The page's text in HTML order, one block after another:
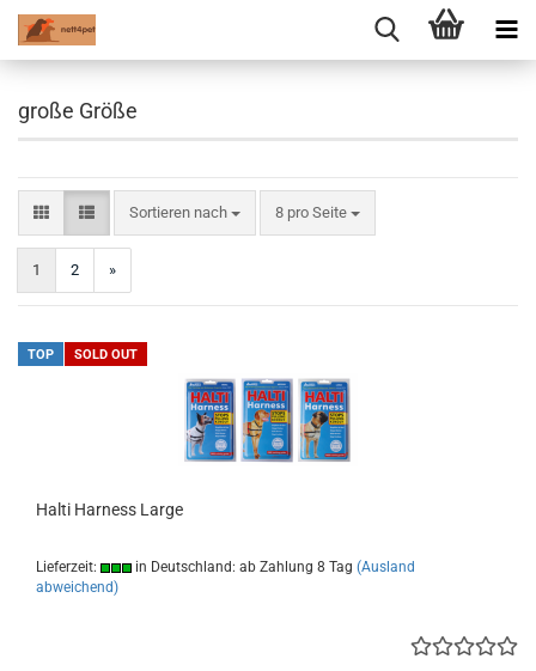
große Größe
Sortieren nach
Sortieren nach 8 pro Seite
pro Seite
1 2 »
TOP SOLD OUT
Halti Harness Large
Lieferzeit: in Deutschland: ab Zahlung 8 Tag (Ausland
abweichend)